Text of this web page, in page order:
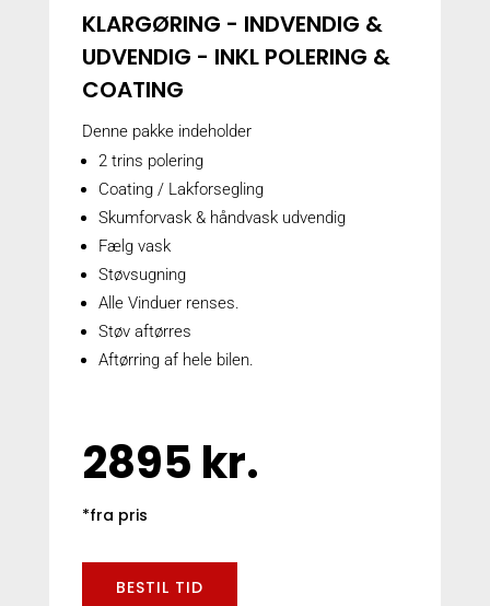
KLARGØRING - INDVENDIG &
UDVENDIG - INKL POLERING &
COATING
Denne pakke indeholder
2 trins polering
Coating / Lakforsegling
Skumforvask & håndvask udvendig
Fælg vask
Støvsugning
Alle Vinduer renses.
Støv aftørres
Aftørring af hele bilen.
2895 kr.
*fra pris
BESTIL TID